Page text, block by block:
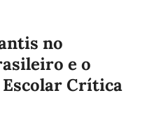
no
e o
Crítica